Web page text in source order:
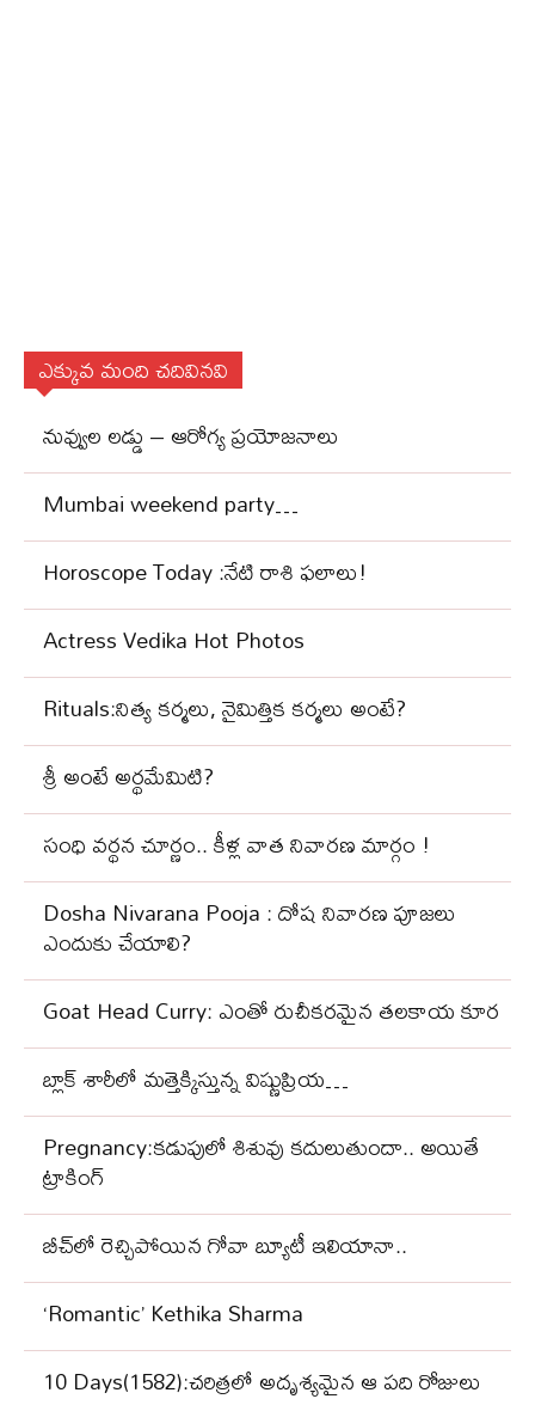
ఎక్కువ మంది చదివినవి
నువ్వుల లడ్డు – ఆరోగ్య ప్రయోజనాలు
Mumbai weekend party…
Horoscope Today :నేటి రాశి ఫలాలు!
Actress Vedika Hot Photos
Rituals:నిత్య కర్మలు, నైమిత్తిక కర్మలు అంటే?
శ్రీ అంటే అర్థమేమిటి?
సంధి వ‌ర్థ‌న చూర్ణం.. కీళ్ల వాత నివార‌ణ మార్గం !
Dosha Nivarana Pooja : దోష నివారణ పూజలు
ఎందుకు చేయాలి?
Goat Head Curry: ఎంతో రుచీకరమైన తలకాయ కూర
బ్లాక్‌ శారీలో మత్తెక్కిస్తున్న విష్ణుప్రియ…
Pregnancy:కడుపులో శిశువు కదులుతుందా.. అయితే
ట్రాకింగ్
బీచ్‌లో రెచ్చిపోయిన గోవా బ్యూటీ ఇలియానా..
‘Romantic’ Kethika Sharma
10 Days(1582):చరిత్రలో అదృశ్యమైన ఆ పది రోజులు